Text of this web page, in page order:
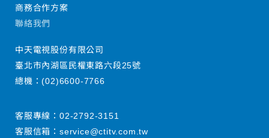
商務合作方案
聯絡我們
中天電視股份有限公司
臺北市內湖區民權東路六段25號
總機：(02)6600-7766
客服專線： 02-2792-3151
客服信箱： service@ctitv.com.tw